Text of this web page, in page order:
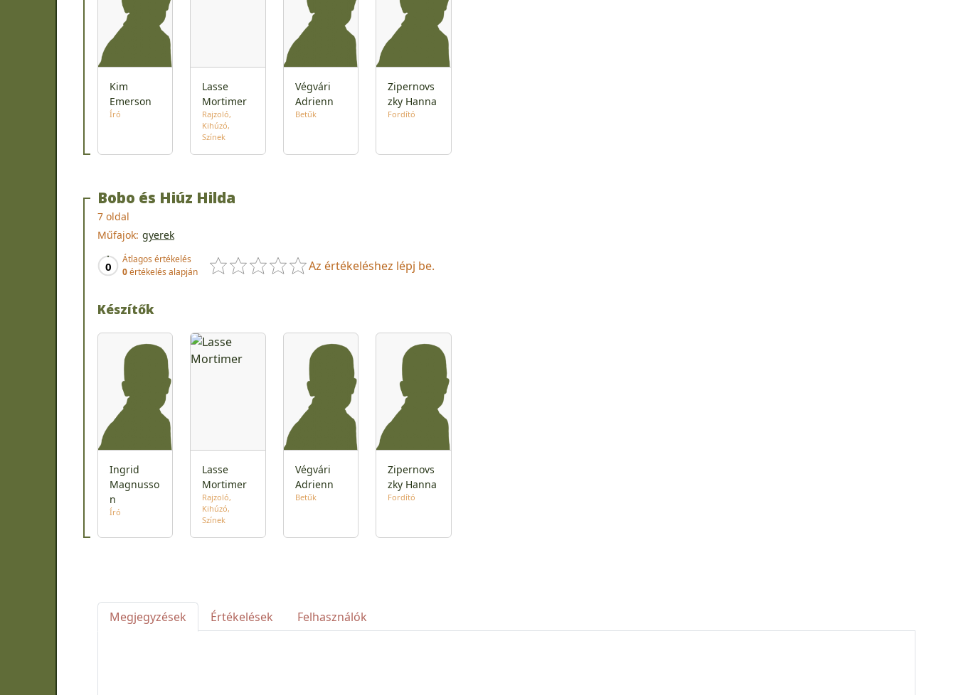
Kim
Emerson
Író
Lasse
Mortimer
Rajzoló
Kihúzó
Színek
Végvári
Adrienn
Betűk
Zipernovs
zky Hanna
Fordító
Bobo és Hiúz Hilda
7 oldal
Műfajok: gyerek
0
Átlagos értékelés
0értékelés alapján Az értékeléshez lépj be.
Készítők
Ingrid
Magnusso
n
Író
Lasse
Mortimer
Rajzoló
Kihúzó
Színek
Végvári
Adrienn
Betűk
Zipernovs
zky Hanna
Fordító
Megjegyzések Értékelések Felhasználók